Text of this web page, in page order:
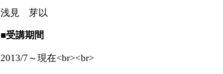
浅見 芽以
■受講期間
2013/7～現在<br><br>